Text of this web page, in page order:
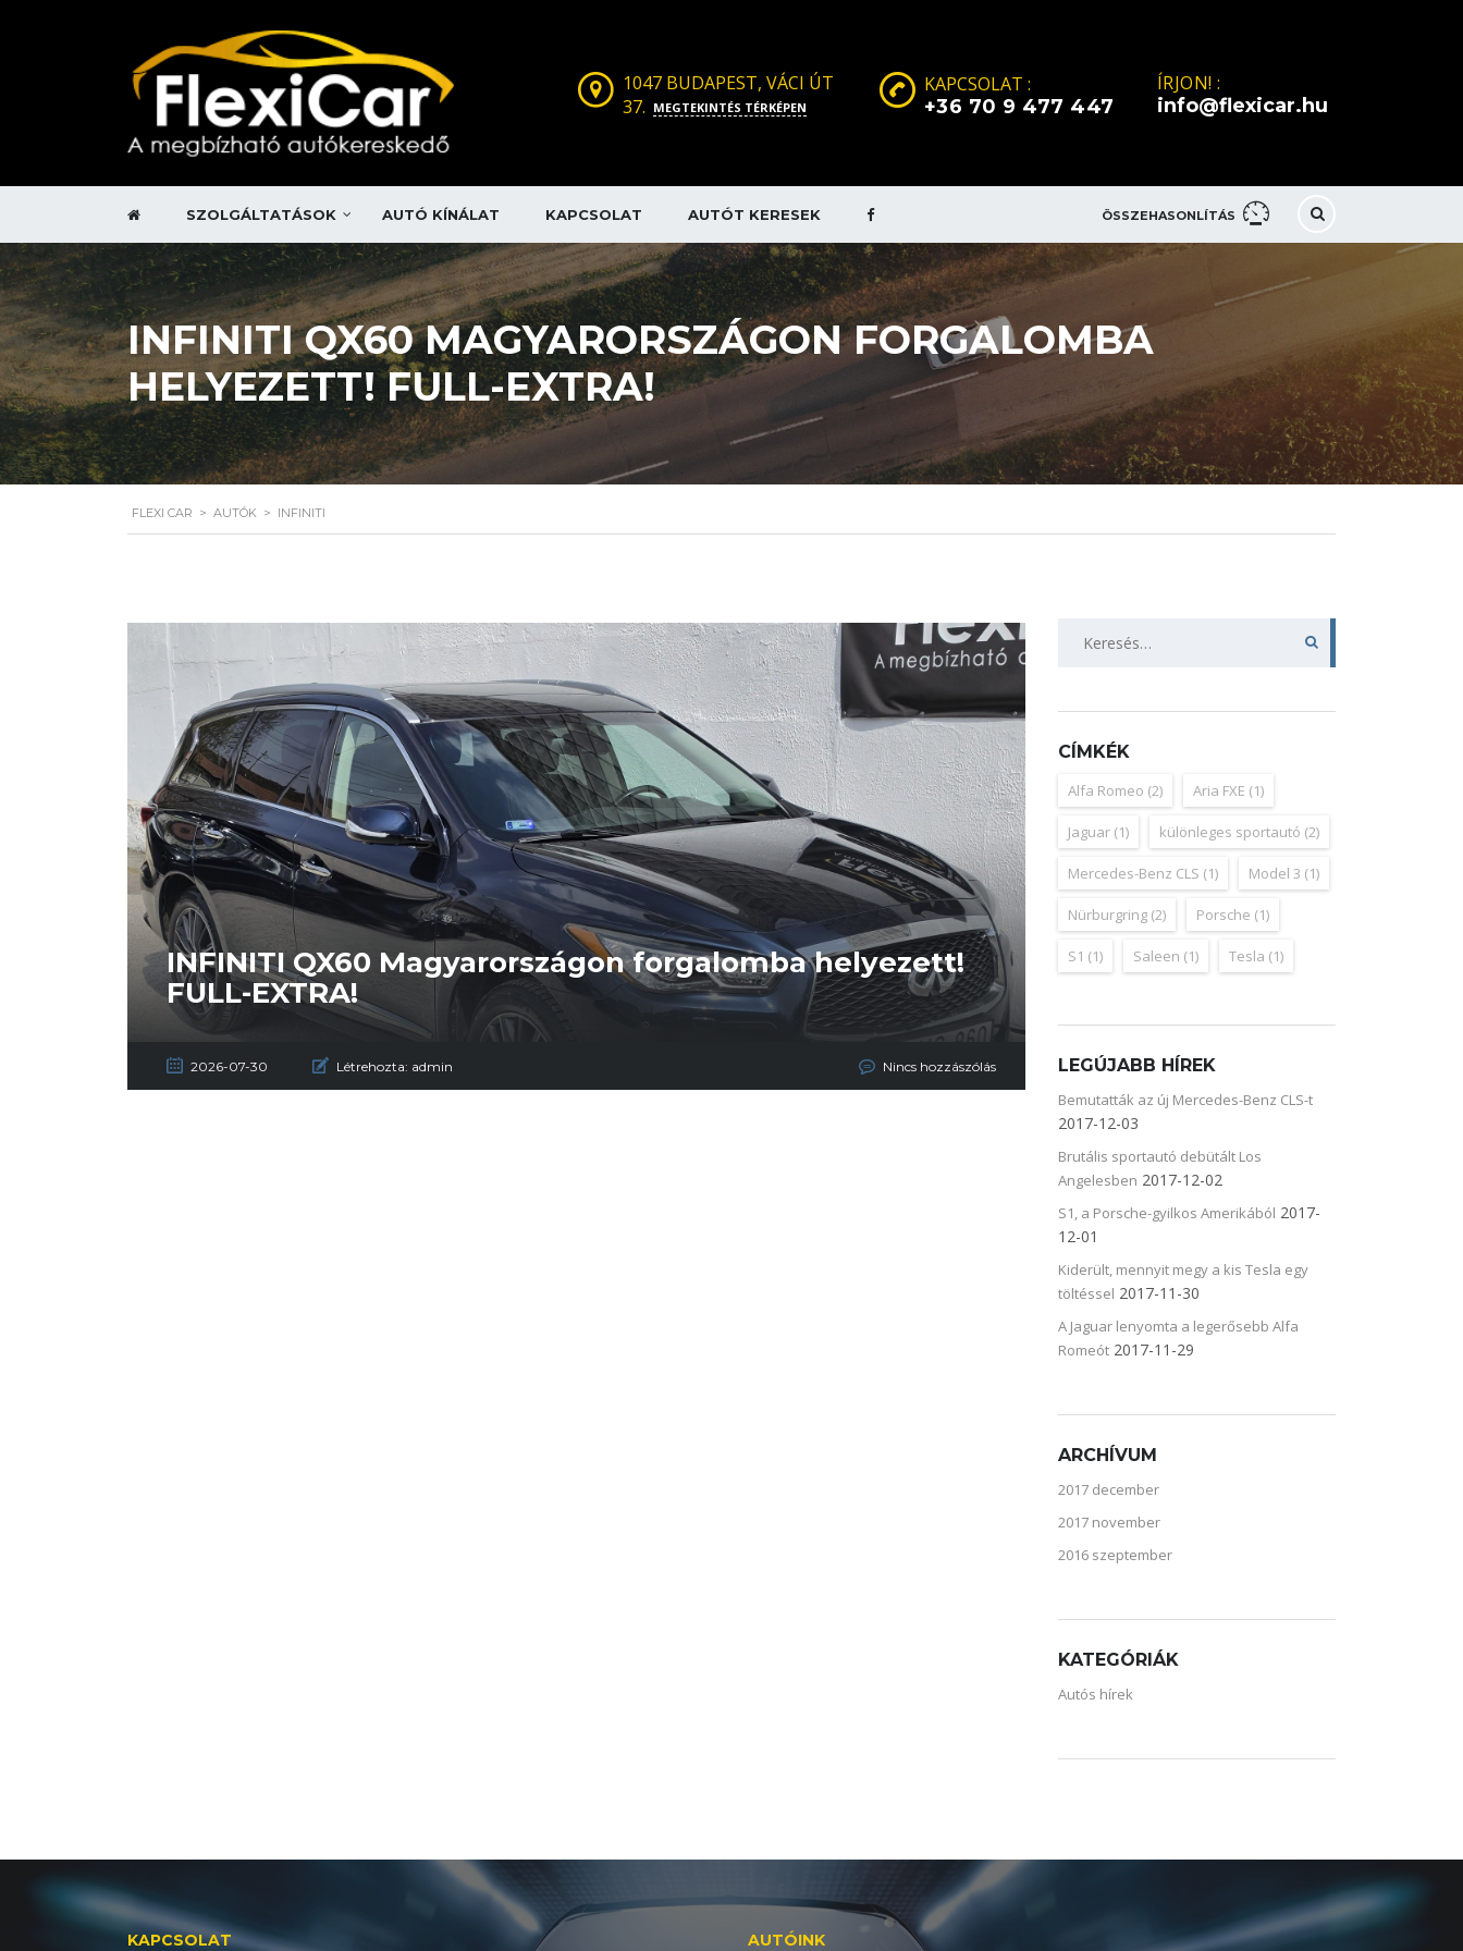
ÍRJON! :
info@flexicar.hu
KAPCSOLAT :
+36 70 9 477 447
1047 BUDAPEST, VÁCI ÚT
37. MEGTEKINTÉS TÉRKÉPEN
ÖSSZEHASONLÍTÁS
SZOLGÁLTATÁSOK AUTÓ KÍNÁLAT KAPCSOLAT AUTÓT KERESEK
INFINITI QX60 MAGYARORSZÁGON FORGALOMBA
HELYEZETT! FULL-EXTRA!
FLEXI CAR > AUTÓK > INFINITI
INFINITI QX60 Magyarországon forgalomba helyezett!
FULL-EXTRA!
2026-07-30 Létrehozta: admin Nincs hozzászólás
CÍMKÉK
Alfa Romeo (2) Aria FXE (1)
Jaguar (1) különleges sportautó (2)
Mercedes-Benz CLS (1) Model 3 (1)
Nürburgring (2) Porsche (1)
S1 (1) Saleen (1) Tesla (1)
LEGÚJABB HÍREK
Bemutatták az új Mercedes-Benz CLS-t
2017-12-03
Brutális sportautó debütált Los
Angelesben 2017-12-02
S1, a Porsche-gyilkos Amerikából 2017-
12-01
Kiderült, mennyit megy a kis Tesla egy
töltéssel 2017-11-30
A Jaguar lenyomta a legerősebb Alfa
Romeót 2017-11-29
ARCHÍVUM
2017 december
2017 november
2016 szeptember
KATEGÓRIÁK
Autós hírek
KAPCSOLAT AUTÓINK